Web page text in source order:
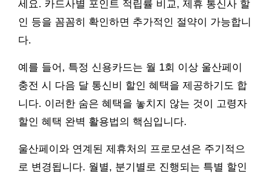
세요. 카드사별 포인트 적립률 비교, 제휴 통신사 할
인 등을 꼼꼼히 확인하면 추가적인 절약이 가능합니
다.
예를 들어, 특정 신용카드는 월 1회 이상 울산페이
충전 시 다음 달 통신비 할인 혜택을 제공하기도 합
니다. 이러한 숨은 혜택을 놓치지 않는 것이 고령자
할인 혜택 완벽 활용법의 핵심입니다.
울산페이와 연계된 제휴처의 프로모션은 주기적으
로 변경됩니다. 월별, 분기별로 진행되는 특별 할인